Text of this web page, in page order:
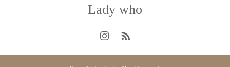
Lady who